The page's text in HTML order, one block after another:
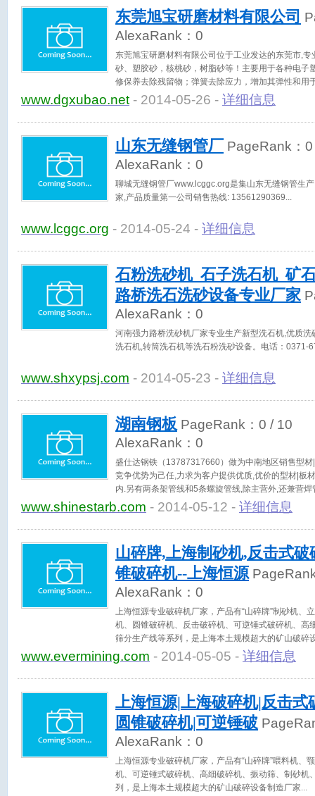
更合适的研磨材，使我们的专业知识与您的实际应
东莞旭宝研磨材料有限公司
AlexaRank： 0
东莞旭宝研磨材料有限公司位于工业发达的东莞市,
砂、塑胶砂，核桃砂，树脂砂等！主要用于各种电子
修保养去除残留物；弹簧去除应力，增加其弹性和用
理和去氧化皮，去除热轧件、锻造件的表面氧化层或
使金属表面更美观而进行表面预处理。适用于航空业
业，电脑精细部件的去毛边飞刺，易损基体的表面去
我们的质量目标是满足或超越客户的需求； 我们的
多年的工作经验；我们确保为客户提供优质的产品和
好的产品处理效果而努力！ 竭诚欢迎各类客户与旭
www.dgxubao.net- 2014-05-26 - 详细信息
山东无缝钢管厂 PageRank： 0
AlexaRank： 0
聊城无缝钢管厂www.lcggc.org是集山东无缝钢管生
家,产品质量第一公司销售热线: 13561290369
www.lcggc.org - 2014-05-24 - 详细信息
石粉洗砂机_石子洗石机_矿
路桥洗石洗砂设备专业厂家
AlexaRank： 0
河南强力路桥洗砂机厂家专业生产新型洗石机,优质
洗石机,转筒洗石机等洗石粉洗砂设备。电话：0371-
www.shxypsj.com - 2014-05-23 - 详细信息
湖南钢板 PageRank： 0 / 10
AlexaRank： 0
盛仕达钢铁（13787317660）做为中南地区销售型
竞争优势为己任,力求为客户提供优质,优价的型材|板
内.另有两条架管线和5条螺旋管线,除主营外,还兼营焊
www.shinestarb.com - 2014-05-12 - 详细信息
山碎牌,上海制砂机,反击式
锥破碎机--上海恒源
AlexaRank： 0
上海恒源专业破碎机厂家，产品有“山碎牌”制砂机、
机、圆锥破碎机、反击破碎机、可逆锤式破碎机、高
筛分生产线等系列，是上海本土规模超大的矿山破碎
www.evermining.com - 2014-05-05 - 详细信息
上海恒源|上海破碎机|反击式
圆锥破碎机|可逆锤破
AlexaRank： 0
上海恒源专业破碎机厂家，产品有“山碎牌”喂料机、
机、可逆锤式破碎机、高细破碎机、振动筛、制砂机
列，是上海本土规模超大的矿山破碎设备制造厂家